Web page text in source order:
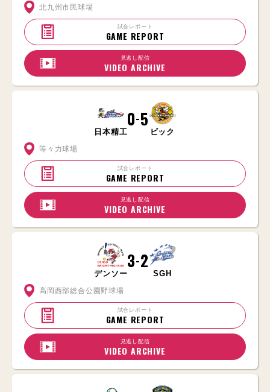
北九州市民球場
試合レポート
GAME REPORT
見逃し配信
VIDEO ARCHIVE
日本精工
0-5
ビック
等々力球場
試合レポート
GAME REPORT
見逃し配信
VIDEO ARCHIVE
デンソー
3-2
SGH
高岡西部総合公園野球場
試合レポート
GAME REPORT
見逃し配信
VIDEO ARCHIVE